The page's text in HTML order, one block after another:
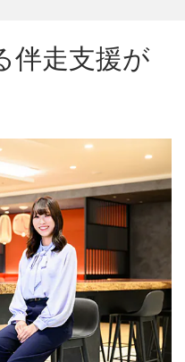
伴走支援が